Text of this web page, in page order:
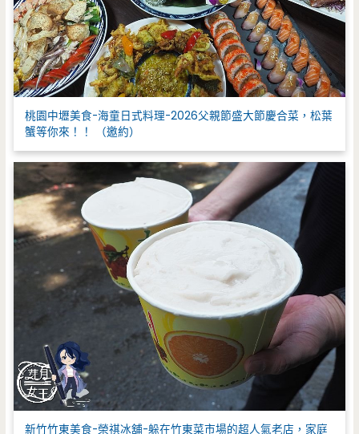
桃園中壢美食-海童日式料理-2026父親節盛大節慶合菜，松葉
蟹等你來！！ （邀約）
新竹竹東美食-榮祺冰舖-躲在竹東菜市場的超人氣老店，家庭